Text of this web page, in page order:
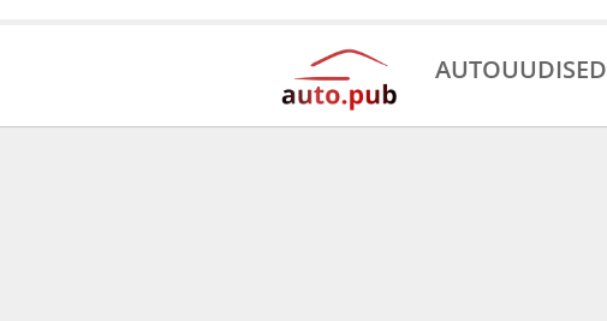
AUTOUUDISED